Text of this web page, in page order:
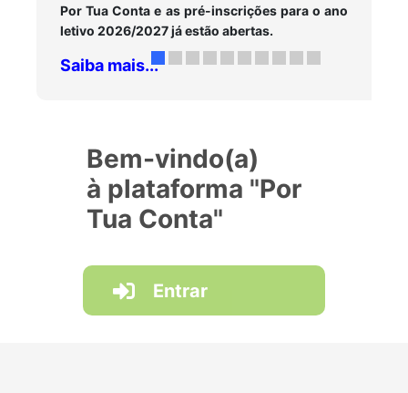
Por Tua Conta e as pré-inscrições para o ano
letivo 2026/2027 já estão abertas.
Saiba mais...
Bem-vindo(a)
à plataforma "Por
Tua Conta"
Entrar